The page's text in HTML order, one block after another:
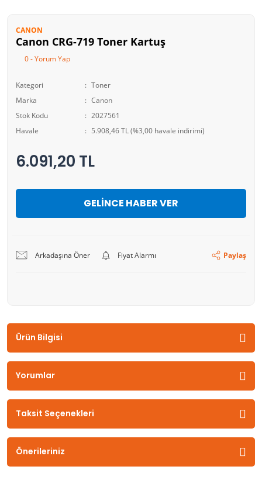
CANON
Canon CRG-719 Toner Kartuş
0 - Yorum Yap
Kategori
Toner
Marka
Canon
Stok Kodu
2027561
Havale
5.908,46 TL (%3,00 havale indirimi)
6.091,20 TL
GELİNCE HABER VER
Arkadaşına Öner Fiyat Alarmı Paylaş
Ürün Bilgisi
Yorumlar
Taksit Seçenekleri
Önerileriniz